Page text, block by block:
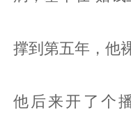
撑到第五年，他
他后来开了个